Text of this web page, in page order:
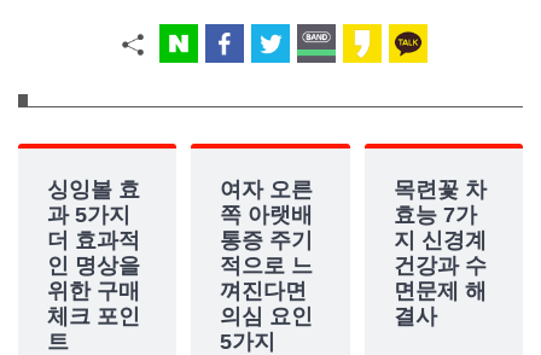
싱잉볼 효
과 5가지
더 효과적
인 명상을
위한 구매
체크 포인
트
여자 오른
쪽 아랫배
통증 주기
적으로 느
껴진다면
의심 요인
5가지
목련꽃 차
효능 7가
지 신경계
건강과 수
면문제 해
결사